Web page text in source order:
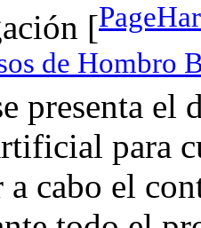
[
de Hombro
presenta el
para
cabo el